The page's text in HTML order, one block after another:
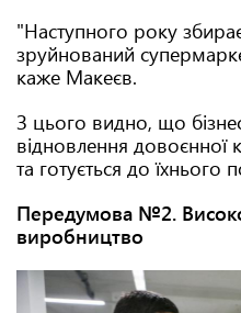
"Наступного року
зруйнований
каже Макеєв.
З цього видно, що
відновлення довоєнної
та готується до їхнього
Передумова №2.
виробництво